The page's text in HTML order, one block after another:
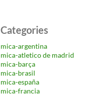
Categories
mica-argentina
mica-atletico de madrid
mica-barça
mica-brasil
mica-españa
mica-francia